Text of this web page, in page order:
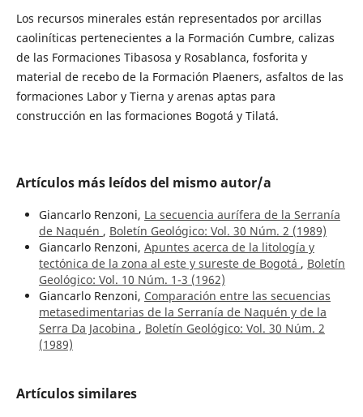
Los recursos minerales están representados por arcillas
caoliníticas pertenecientes a la Formación Cumbre, calizas
de las Formaciones Tibasosa y Rosablanca, fosforita y
material de recebo de la Formación Plaeners, asfaltos de las
formaciones Labor y Tierna y arenas aptas para
construcción en las formaciones Bogotá y Tilatá.
Artículos más leídos del mismo autor/a
Giancarlo Renzoni, La secuencia aurífera de la Serranía
de Naquén , Boletín Geológico: Vol. 30 Núm. 2 (1989)
Giancarlo Renzoni, Apuntes acerca de la litología y
tectónica de la zona al este y sureste de Bogotá , Boletín
Geológico: Vol. 10 Núm. 1-3 (1962)
Giancarlo Renzoni, Comparación entre las secuencias
metasedimentarias de la Serranía de Naquén y de la
Serra Da Jacobina , Boletín Geológico: Vol. 30 Núm. 2
(1989)
Artículos similares